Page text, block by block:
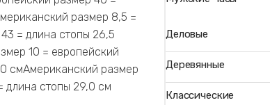
размер 8,5 =
= длина стопы 26,5
10 = европейский
смАмериканский размер
длина стопы 29,0 см
Деловые
Деревянные
Классические